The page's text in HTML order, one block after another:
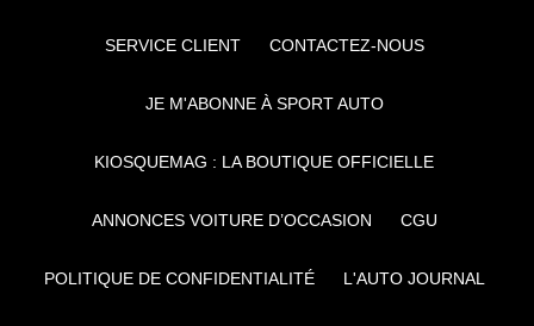
SERVICE CLIENT CONTACTEZ-NOUS
JE M'ABONNE À SPORT AUTO
KIOSQUEMAG : LA BOUTIQUE OFFICIELLE
ANNONCES VOITURE D’OCCASION CGU
POLITIQUE DE CONFIDENTIALITÉ L'AUTO JOURNAL